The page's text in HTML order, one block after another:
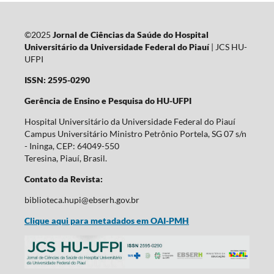
©2025 Jornal de Ciências da Saúde do Hospital
Universitário da Universidade Federal do Piauí| JCS HU-
UFPI
ISSN: 2595-0290
Gerência de Ensino e Pesquisa do HU-UFPI
Hospital Universitário da Universidade Federal do Piauí
Campus Universitário Ministro Petrônio Portela, SG 07 s/n
- Ininga, CEP: 64049-550
Teresina, Piauí, Brasil.
Contato da Revista:
biblioteca.hupi@ebserh.gov.br
Clique aqui para metadados em OAI-PMH